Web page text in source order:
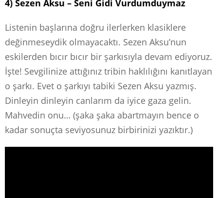
4) Sezen Aksu – Seni Gidi Vurdumduymaz
Listenin başlarına doğru ilerlerken klasiklere
değinmeseydik olmayacaktı. Sezen Aksu’nun
eskilerden bıcır bıcır bir şarkısıyla devam ediyoruz.
İşte! Sevgilinize attığınız tribin haklılığını kanıtlayan
o şarkı. Evet o şarkıyı tabiki Sezen Aksu yazmış.
Dinleyin dinleyin canlarım da iyice gaza gelin.
Mahvedin onu… (şaka şaka abartmayın bence o
kadar sonuçta seviyosunuz birbirinizi yazıktır.)